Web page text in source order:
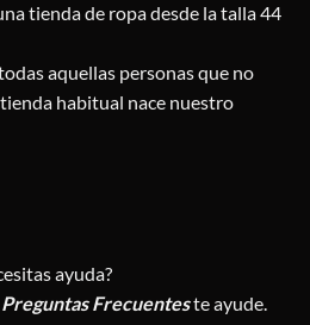
tienda de ropa desde la talla 44
aquellas personas que no
habitual nace nuestro
ayuda?
Preguntas Frecuenteste ayude.